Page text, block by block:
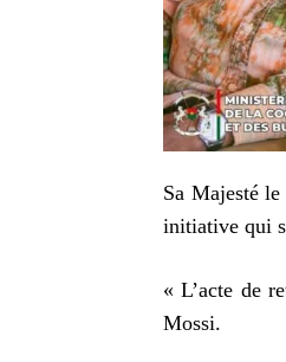
Sa Majesté
initiative qui
« L’acte de
Mossi.